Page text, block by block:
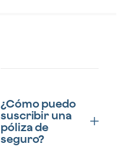
¿Cómo puedo
suscribir una
póliza de
seguro?